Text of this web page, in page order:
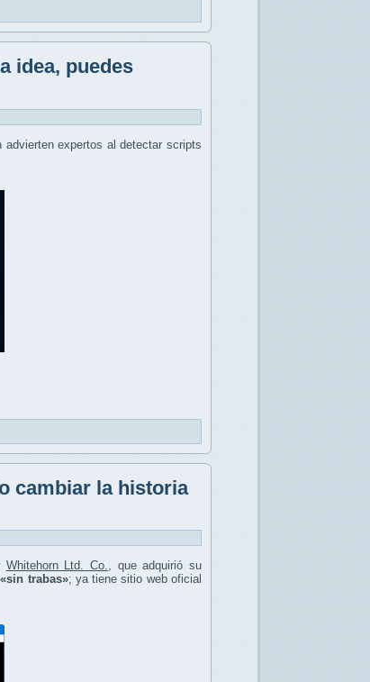
idea, puedes
advierten expertos al detectar scripts
cambiar la historia
Whitehorn Ltd. Co., que adquirió su
«sin trabas»; ya tiene sitio web oficial